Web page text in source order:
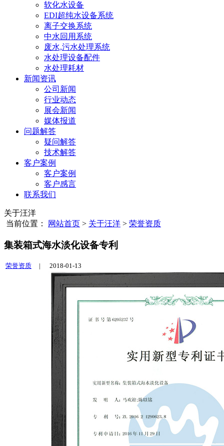
软化水设备
EDI超纯水设备系统
离子交换系统
中水回用系统
废水,污水处理系统
水处理设备配件
水处理耗材
新闻资讯
公司新闻
行业动态
展会新闻
媒体报道
问题解答
疑问解答
技术解答
客户案例
客户案例
客户感言
联系我们
关于汪洋
当前位置：
网站首页 > 关于汪洋 > 荣誉资质
集装箱式海水淡化设备专利
荣誉资质 | 2018-01-13